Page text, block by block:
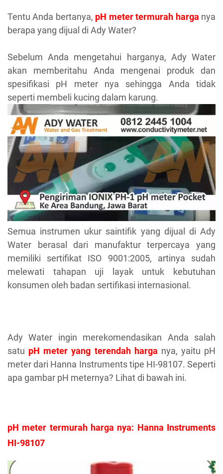
Tentu Anda bertanya, pH meter termurah harga nya
berapa yang dijual di Ady Water?
Sebelum Anda mengetahui harganya, Ady Water
akan memberitahu Anda mengenai produk dan
spesifikasi pH meter nya sehingga Anda tidak
seperti membeli kucing dalam karung.
Semua instrumen ukur saintifik yang dijual di Ady
Water berasal dari manufaktur terpercaya yang
memiliki sertifikat ISO 9001:2005, artinya sudah
melewati tahapan uji layak untuk kebutuhan
konsumen oleh badan sertifikasi internasional.
Ady Water ingin merekomendasikan Anda salah
satu pH meter yang terendah harga nya, yaitu pH
meter dari Hanna Instruments tipe HI-98107. Seperti
apa gambar pH meternya? Lihat di bawah ini.
pH meter termurah harga nya: Hanna Instruments
HI-98107